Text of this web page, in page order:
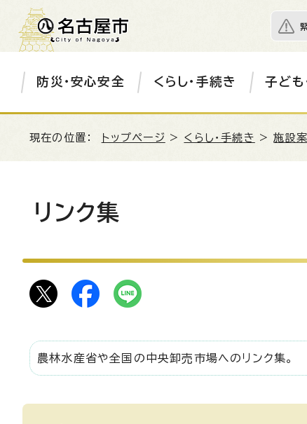
防災・安心安全 くらし・手続き 子ども
現在の位置： トップページ > くらし・手続き >施設
リンク集
農林水産省や全国の中央卸売市場へのリンク集。